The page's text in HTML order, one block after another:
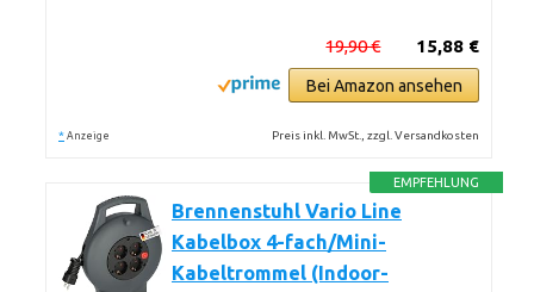
15,88 €
19,90 €
Bei Amazon ansehen
* Anzeige Preis inkl. MwSt., zzgl. Versandkosten
EMPFEHLUNG
Brennenstuhl Vario Line
Kabelbox 4-fach/Mini-
Kabeltrommel (Indoor-